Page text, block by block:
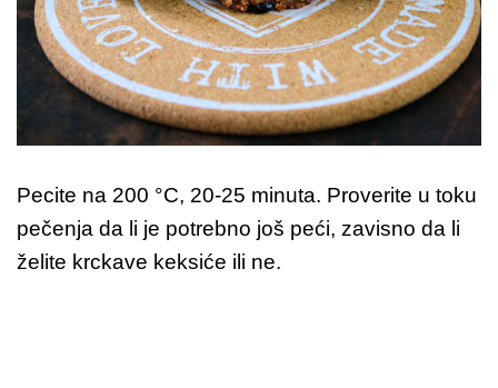
Pecite na 200 °C, 20-25 minuta. Proverite u toku
pečenja da li je potrebno još peći, zavisno da li
želite krckave keksiće ili ne.